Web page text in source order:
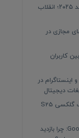
هوش مصنوعی در گوشی‌های هوشمند ۲۰۲۵؛ انقلاب
مجازی در
کاربران
در
بررسی کامل و جامع گوشی سامسونگ گلکسی S25
پدیده «Spike و Drop» در Google News: چرا بازدید